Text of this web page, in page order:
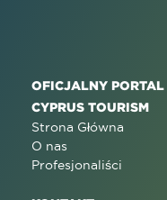
OFICJALNY PORTAL
CYPRUS TOURISM
Strona Główna
O nas
Profesjonaliści